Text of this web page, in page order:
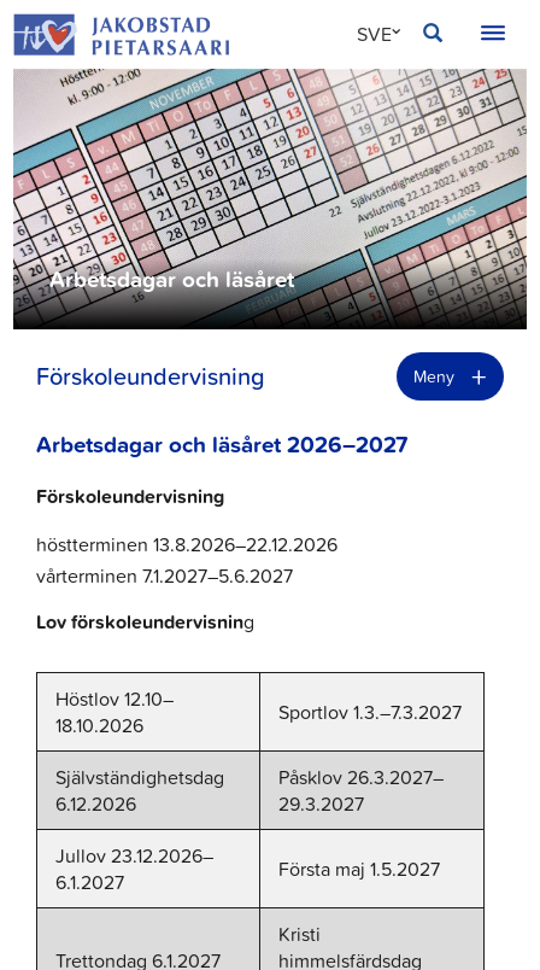
Hoppa
till
innehållet
SVE
FIN
ENG
Arbetsdagar och läsåret
Förskoleundervisning Meny +
Arbetsdagar och läsåret 2026–2027
Förskoleundervisning
höstterminen 13.8.2026–22.12.2026
vårterminen 7.1.2027–5.6.2027
Lov förskoleundervisning
Höstlov 12.10–
18.10.2026
Sportlov 1.3.–7.3.2027
Självständighetsdag
6.12.2026
Påsklov 26.3.2027–
29.3.2027
Jullov 23.12.2026–
6.1.2027
Första maj 1.5.2027
Trettondag 6.1.2027
Kristi
himmelsfärdsdag